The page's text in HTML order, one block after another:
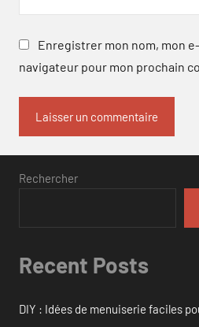
Enregistrer mon nom, mon
navigateur pour mon prochain
Rechercher
Recent Posts
DIY : Idées de menuiserie faciles